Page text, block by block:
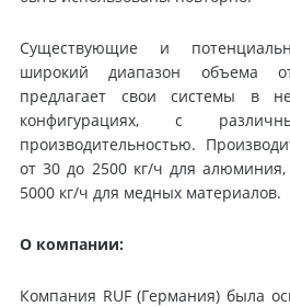
Существующие и
широкий диапазон объема
предлагает свои системы в
конфигурациях, с
производительностью.
от 30 до 2500 кг/ч для алюминия,
5000 кг/ч для медных материалов.
О компании:
Компания RUF (Германия) была